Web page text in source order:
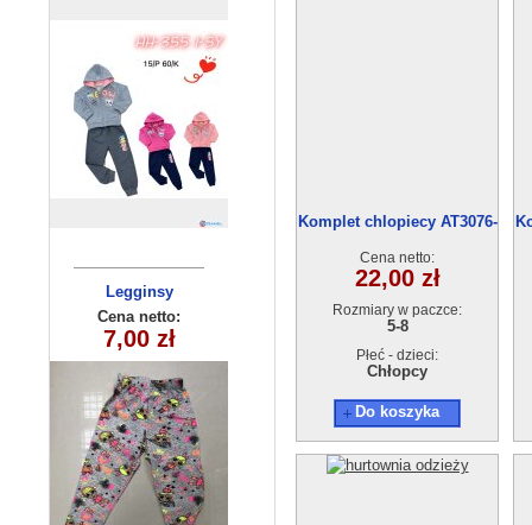
Legginsy
dziewczęce
(4-8) 5szt
Cena netto:
7,00 zł
Bluzka
dziecięca
YL-866A3(8-16)
Cena netto:
12,00 zł
Komplet chlopiecy AT3076-
Cena netto:
22,00 zł
Rozmiary w paczce:
5-8
Płeć - dzieci:
Chłopcy
Do koszyka